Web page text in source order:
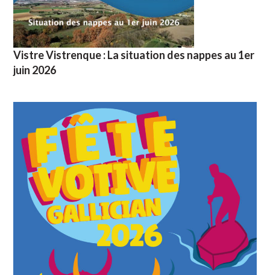
Vistre Vistrenque : La situation des nappes au 1er
juin 2026